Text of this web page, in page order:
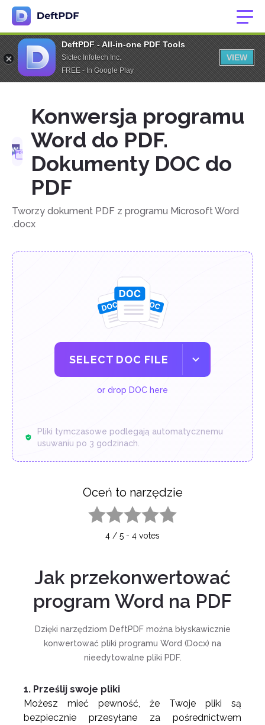
DeftPDF - All-in-one PDF Tools
Sictec Infotech Inc.
FREE - In Google Play
VIEW
Konwersja programu
Word do PDF.
Dokumenty DOC do
PDF
Tworzy dokument PDF z programu Microsoft Word
.docx
SELECT DOC FILE
or drop DOC here
Pliki tymczasowe podlegają automatycznemu
usuwaniu po 3 godzinach.
Oceń to narzędzie
4 / 5 - 4 votes
Jak przekonwertować
program Word na PDF
Dzięki narzędziom DeftPDF można błyskawicznie
konwertować pliki programu Word (Docx) na
nieedytowalne pliki PDF.
1. Prześlij swoje pliki
Możesz mieć pewność, że Twoje pliki są
bezpiecznie przesyłane za pośrednictwem